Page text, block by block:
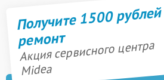
Получите 1500
ремонт
Акция сервисного центра
Midea